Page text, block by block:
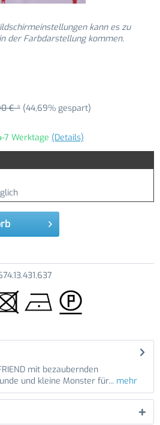
kann es zu
der Farbdarstellung kommen.
€ * (44,69% gespart)
7 Werktage (Details)
mit bezaubernden
und kleine Monster für... mehr